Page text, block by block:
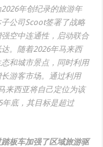
年创纪录的旅游年
公司Scoot签署了战略
空中连通性，启动联合
。随着2026年马来西
和城市景点，同时利用
游客市场。通过利用
来西亚将自己定位为该
底，其目标是超过
板车加强了区域旅游驱